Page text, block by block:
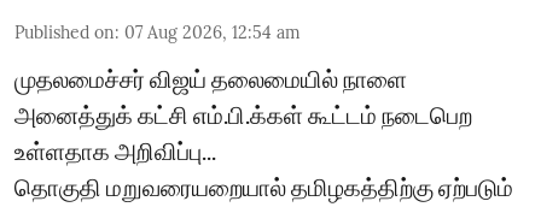
Published on: 07 Aug 2026, 12:54 am
முதலமைச்சர் விஜய் தலைமையில் நாளை
அனைத்துக் கட்சி எம்.பி.க்கள் கூட்டம் நடைபெற
உள்ளதாக அறிவிப்பு...
தொகுதி மறுவரையறையால் தமிழகத்திற்கு ஏற்படும்